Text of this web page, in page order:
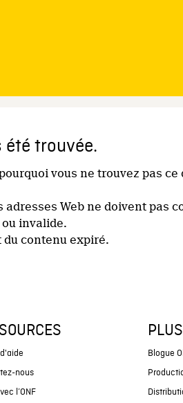
été trouvée.
vous ne trouvez pas ce
adresses Web ne doivent pas
ou invalide.
contenu expiré.
nous
l’ONF
PLUS
Blogue